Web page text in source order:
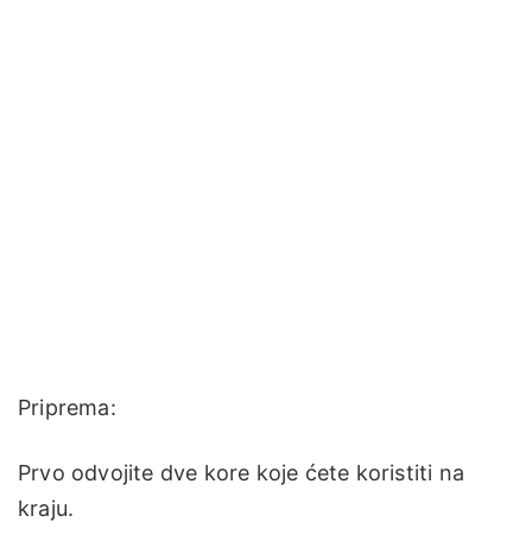
Priprema:
Prvo odvojite dve kore koje ćete koristiti na
kraju.